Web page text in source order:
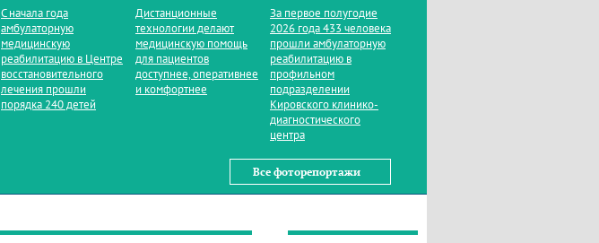
С начала года
амбулаторную
медицинскую
реабилитацию в Центре
восстановительного
лечения прошли
порядка 240 детей
Дистанционные
технологии делают
медицинскую помощь
для пациентов
доступнее, оперативнее
и комфортнее
За первое полугодие
2026 года 433 человека
прошли амбулаторную
реабилитацию в
профильном
подразделении
Кировского клинико-
диагностического
центра
Все фоторепортажи